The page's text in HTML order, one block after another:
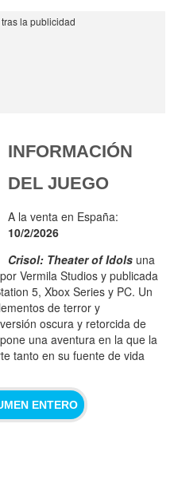
INFORMACIÓN
DEL JUEGO
A la venta en España:
10/2/2026
Crisol: Theater of Idols una
Vermila Studios y publicada
5, Xbox Series y PC. Un
de terror y
oscura y retorcida de
una aventura en la que la
tanto en su fuente de vida
ENTERO